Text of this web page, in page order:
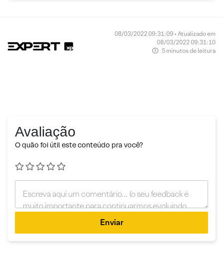
08/03/2022 09:31:09 • Atualizado em
08/03/2022 09:31:10
5 minutos de leitura
Avaliação
O quão foi útil este conteúdo pra você?
Enviar